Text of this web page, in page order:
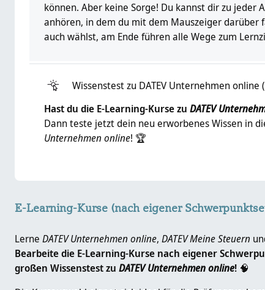
können. Aber keine Sorge! Du kannst dir zu jeder
anhören, in dem du mit dem Mauszeiger darüber
auch wählst, am Ende führen alle Wege zum
Wissenstest zu DATEV Unternehmen
Hast du die E-Learning-Kurse zu DATEV
Dann teste jetzt dein neu erworbenes Wissen in
Unternehmen online! 🏆
Blöcke
Blöcke
E-Learning-Kurse (nach eigener Schwerpunktsetzung):
E-Learning-Kurse (nach eigener
Lerne DATEV Unternehmen online, DATEV Meine Steuern
Bearbeite die E-Learning-Kurse nach eigener
großen Wissenstest zu DATEV Unternehmen online! 🧠